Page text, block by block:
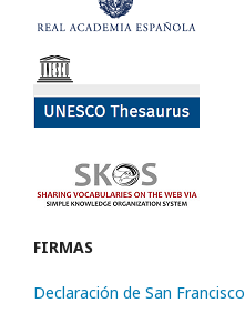
FIRMAS
Declaración de San Francisco